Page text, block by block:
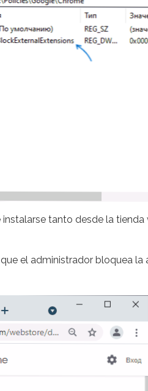
tanto desde la
el administrador bloquea